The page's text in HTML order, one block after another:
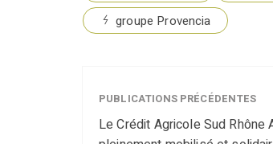
groupe Provencia
PUBLICATIONS PRÉCÉDENTES
Le Crédit Agricole Sud Rhône